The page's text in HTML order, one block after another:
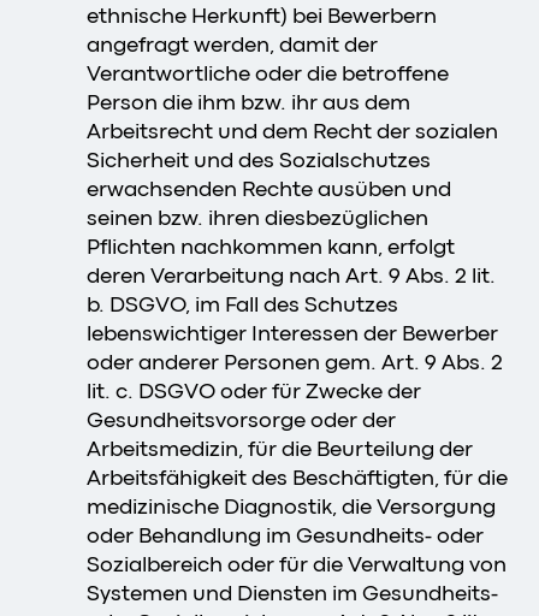
ethnische Herkunft) bei Bewerbern
angefragt werden, damit der
Verantwortliche oder die betroffene
Person die ihm bzw. ihr aus dem
Arbeitsrecht und dem Recht der sozialen
Sicherheit und des Sozialschutzes
erwachsenden Rechte ausüben und
seinen bzw. ihren diesbezüglichen
Pflichten nachkommen kann, erfolgt
deren Verarbeitung nach Art. 9 Abs. 2 lit.
b. DSGVO, im Fall des Schutzes
lebenswichtiger Interessen der Bewerber
oder anderer Personen gem. Art. 9 Abs. 2
lit. c. DSGVO oder für Zwecke der
Gesundheitsvorsorge oder der
Arbeitsmedizin, für die Beurteilung der
Arbeitsfähigkeit des Beschäftigten, für die
medizinische Diagnostik, die Versorgung
oder Behandlung im Gesundheits- oder
Sozialbereich oder für die Verwaltung von
Systemen und Diensten im Gesundheits-